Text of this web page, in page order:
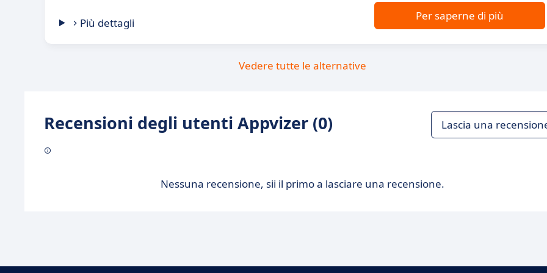
Più dettagli
Per saperne di più
Vedere tutte le alternative
Recensioni degli utenti Appvizer (0) Lascia una
Nessuna recensione, sii il primo a lasciare una recensione.